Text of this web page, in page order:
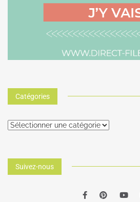
Catégories
Suivez-nous